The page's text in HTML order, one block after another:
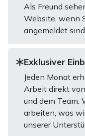
Als Freund
Website, wenn
angemeldet
Exklusiver
Jeden Monat
Arbeit direkt
und dem Team.
arbeiten, was
unserer